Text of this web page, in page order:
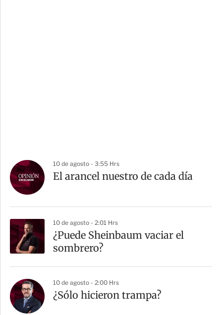
10 de agosto - 3:55 Hrs
El arancel nuestro de cada día
10 de agosto - 2:01 Hrs
¿Puede Sheinbaum vaciar el
sombrero?
10 de agosto - 2:00 Hrs
¿Sólo hicieron trampa?